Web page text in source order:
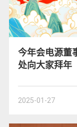
今年会电源董
处向大家拜年
2025-01-27